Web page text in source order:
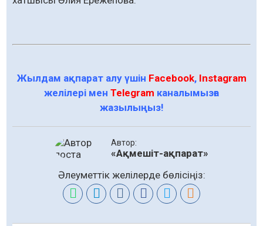
Жылдам ақпарат алу үшін Facebook, Instagram
желілері мен Telegram каналымызға
жазылыңыз!
Автор:
«Ақмешіт-ақпарат»
Әлеуметтік желілерде бөлісіңіз: